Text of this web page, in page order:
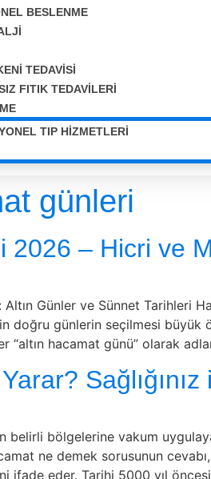
BESLENME
TEDAVISI
FITIK TEDAVILERI
TIP HIZMETLERI
günleri
2026 – Hicri ve
Günler ve Sünnet Tarihleri
doğru günlerin seçilmesi büyük
“altın hacamat günü” olarak
bölgelerine vakum
ne demek sorusunun
ifade eder. Tarihi 5000 yıl